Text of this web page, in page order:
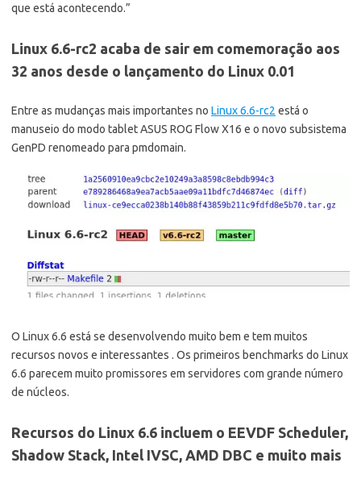
que está acontecendo.”
Linux 6.6-rc2 acaba de sair em comemoração aos
32 anos desde o lançamento do Linux 0.01
Entre as mudanças mais importantes no Linux 6.6-rc2 está o
manuseio do modo tablet ASUS ROG Flow X16 e o novo subsistema
GenPD renomeado para pmdomain.
O Linux 6.6 está se desenvolvendo muito bem e tem muitos
recursos novos e interessantes . Os primeiros benchmarks do Linux
6.6 parecem muito promissores em servidores com grande número
de núcleos.
Recursos do Linux 6.6 incluem o EEVDF Scheduler,
Shadow Stack, Intel IVSC, AMD DBC e muito mais